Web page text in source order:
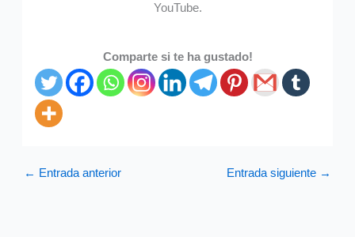
YouTube.
Comparte si te ha gustado!
← Entrada anterior Entrada siguiente →